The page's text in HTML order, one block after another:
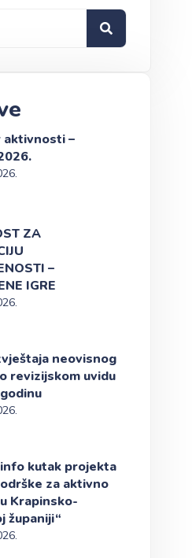
aktivnosti –
ZA
–
IGRE
neovisnog
revizijskom uvidu
kutak projekta
za aktivno
Krapinsko-
županiji“